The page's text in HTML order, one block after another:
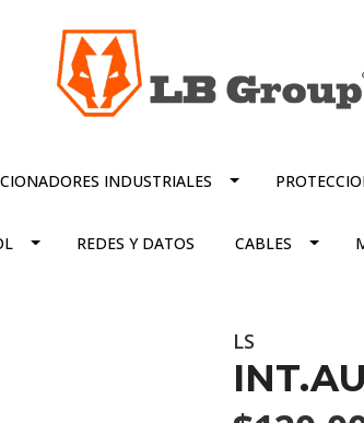
INDUSTRIALES
REDES Y DATOS CABLES
LS